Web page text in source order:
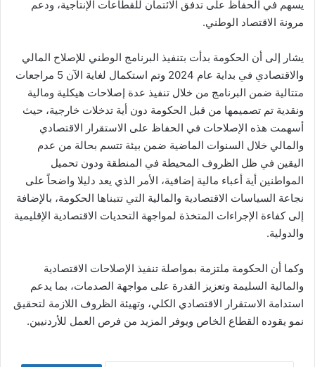
يسهم في الحفاظ على تدفق الائتمان للقطاعات الإنتاجية، ودعم
مرونة الاقتصاد الوطني.
يشار إلى أن الحكومة بدأت بتنفيذ البرنامج الوطني للإصلاح المالي
والاقتصادي في بداية عام 2024 وتم استكمال لغاية الآن 5 مراجعات
متتالية ضمن البرنامج من خلال تنفيذ عدة إصلاحات هيكلية ومالية
ونقدية تم تصميمها من قبل الحكومة دون أية تدخلات خارجية، حيث
أسهمت هذه الإصلاحات في الحفاظ على الاستقرار الاقتصادي
والمالي خلال السنوات الماضية ضمن بيئة تتسم بحالة من عدم
اليقين في ظل الظروف المحيطة في المنطقة ودون تحميل
المواطنين أية أعباء مالية إضافية، الأمر الذي يعد دليلا واضحاً على
نجاعة السياسات الاقتصادية والمالية التي تتبناها الحكومة، بالإضافة
إلى كفاءة الإجراءات المتخذة لمواجهة التحديات الاقتصادية الإقليمية
والدولية.
وكما أن الحكومة ملتزمة بمواصلة تنفيذ الإصلاحات الاقتصادية
والمالية السليمة وتعزيز القدرة على مواجهة الصدمات، بما يدعم
استدامة الاستقرار الاقتصادي الكلي، وتهيئة الظروف اللازمة لتحقيق
نمو يقوده القطاع الخاص ويوفر المزيد من فرص العمل للأردنيين.